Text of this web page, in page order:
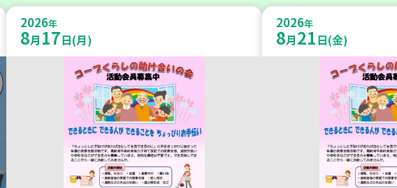
2026年
8月 17日(月)
2026年
8月21日(金)